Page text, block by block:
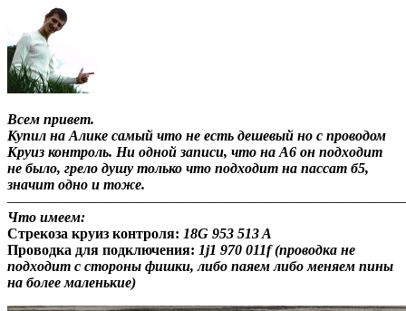
Всем привет.
Купил на Алике самый что не есть дешевый но с проводом
Круиз контроль. Ни одной записи, что на А6 он подходит
не было, грело душу только что подходит на пассат б5,
значит одно и тоже.
Что имеем:
Стрекоза круиз контроля: 18G 953 513 A
Проводка для подключения: 1j1 970 011f (проводка не
подходит с стороны фишки, либо паяем либо меняем пины
на более маленькие)